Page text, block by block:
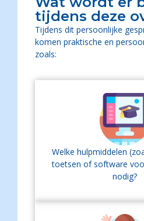
tijdens deze
Tijdens dit persoonlijke
komen praktische en
zoals:
Welke hulpmiddelen
toetsen of software
nodig?